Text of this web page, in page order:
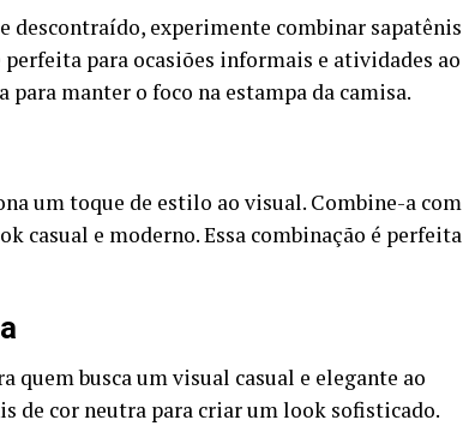
descontraído, experimente combinar sapatênis
perfeita para ocasiões informais e atividades ao
manter o foco na estampa da camisa.
um toque de estilo ao visual. Combine-a com
casual e moderno. Essa combinação é perfeita
quem busca um visual casual e elegante ao
de cor neutra para criar um look sofisticado.